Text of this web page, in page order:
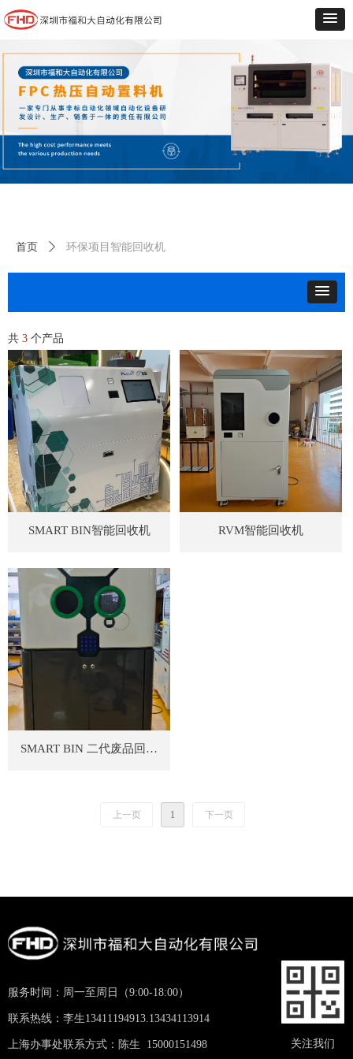
共 3 个产品
SMART BIN智能回收机 RVM智能回收机
SMART BIN 二代废品回收
上一页 1 下一页
首页 ꄲ 环保项目智能回收机
关注我们
服务时间：周一至周日（9:00-18:00）
联系热线：李生13411194913.13434113914
上海办事处联系方式：陈生 15000151498